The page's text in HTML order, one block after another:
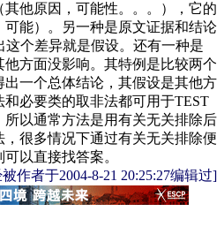
他原因，可能性。。。），它的
能）。另一种是原文证据和结论
这个差异就是假设。还有一种是
方面没影响。其特例是比较两个
一个总体结论，其假设是其他方
必要类的取非法都可用于TEST
以通常方法是用有关无关排除后
很多情况下通过有关无关排除便
以直接找答案。
作者于2004-8-21 20:25:27编辑过]